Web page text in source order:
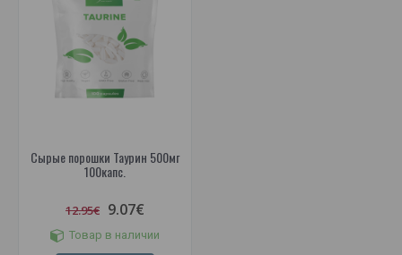
Сырые порошки Таурин 500мг
100капс.
12.95€ 9.07€
Товар в наличии